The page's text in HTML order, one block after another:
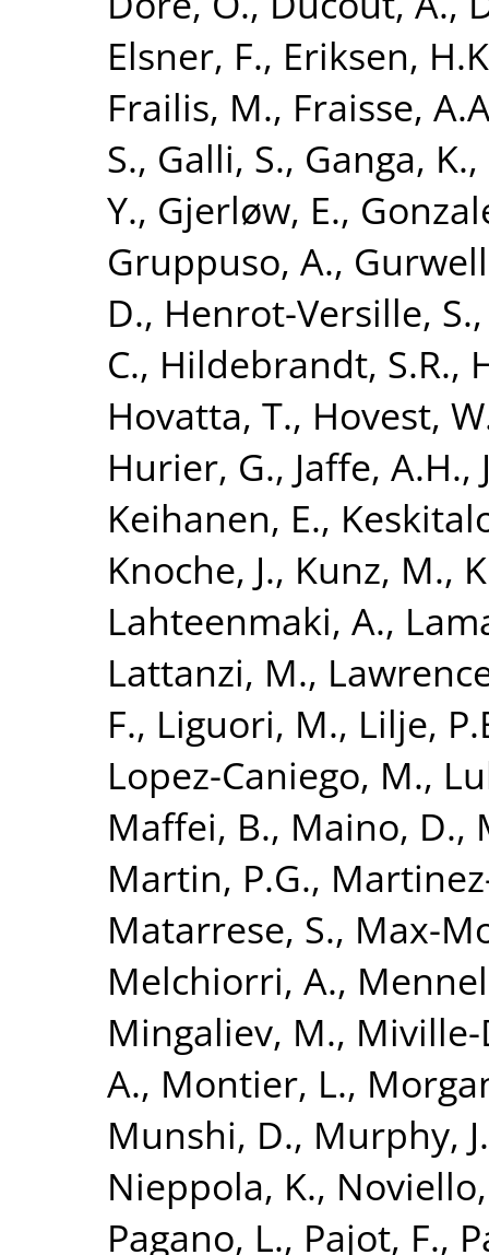
Elsner, F., Eriksen,
Frailis, M., Fraisse,
S., Galli, S., Ganga, K.,
Y., Gjerløw, E.,
Gruppuso, A.,
D., Henrot-Versille, S.
C., Hildebrandt, S.R.,
Hovatta, T., Hovest,
Hurier, G., Jaffe, A.H.,
Keihanen, E.,
Knoche, J., Kunz, M.,
Lahteenmaki, A.,
Lattanzi, M.,
F., Liguori, M., Lilje,
Lopez-Caniego, M.,
Maffei, B., Maino, D.,
Martin, P.G.,
Matarrese, S., Max-
Melchiorri, A.,
Mingaliev, M., Miville-
A., Montier, L.,
Munshi, D., Murphy,
Nieppola, K.,
Pagano, L., Pajot, F.,